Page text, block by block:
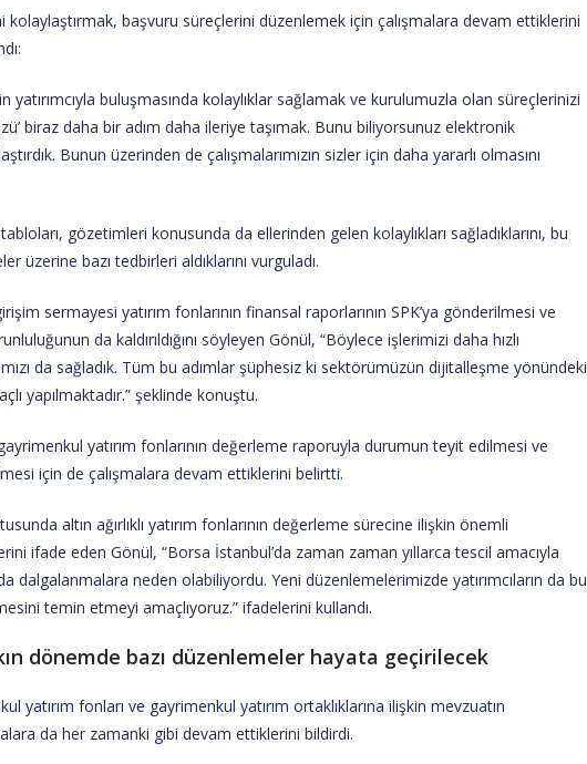
kolaylaştırmak, başvuru süreçlerini düzenlemek için çalışmalara devam ettiklerini
yatırımcıyla buluşmasında kolaylıklar sağlamak ve kurulumuzla olan süreçlerinizi
biraz daha bir adım daha ileriye taşımak. Bunu biliyorsunuz elektronik
Bunun üzerinden de çalışmalarımızın sizler için daha yararlı olmasını
gözetimleri konusunda da ellerinden gelen kolaylıkları sağladıklarını, bu
üzerine bazı tedbirleri aldıklarını vurguladı.
sermayesi yatırım fonlarının finansal raporlarının SPK’ya gönderilmesi ve
da kaldırıldığını söyleyen Gönül, “Böylece işlerimizi daha hızlı
da sağladık. Tüm bu adımlar şüphesiz ki sektörümüzün dijitalleşme yönündeki
yapılmaktadır.” şeklinde konuştu.
yatırım fonlarının değerleme raporuyla durumun teyit edilmesi ve
için de çalışmalara devam ettiklerini belirtti.
altın ağırlıklı yatırım fonlarının değerleme sürecine ilişkin önemli
ifade eden Gönül, “Borsa İstanbul’da zaman zaman yıllarca tescil amacıyla
dalgalanmalara neden olabiliyordu. Yeni düzenlemelerimizde yatırımcıların da bu
temin etmeyi amaçlıyoruz.” ifadelerini kullandı.
dönemde bazı düzenlemeler hayata geçirilecek
yatırım fonları ve gayrimenkul yatırım ortaklıklarına ilişkin mevzuatın
da her zamanki gibi devam ettiklerini bildirdi.